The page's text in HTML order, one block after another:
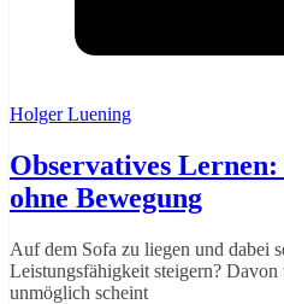
Holger Luening
Observatives
ohne Bewegung
Auf dem Sofa zu liegen und dabei
Leistungsfähigkeit steigern?
unmöglich scheint